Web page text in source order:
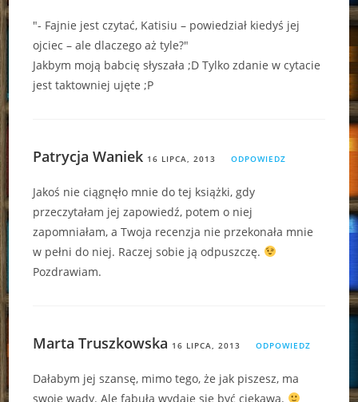
"- Fajnie jest czytać, Katisiu – powiedział kiedyś jej
ojciec – ale dlaczego aż tyle?"
Jakbym moją babcię słyszała ;D Tylko zdanie w cytacie
jest taktowniej ujęte ;P
Patrycja Waniek 16 LIPCA, 2013 ODPOWIEDZ
Jakoś nie ciągnęło mnie do tej książki, gdy
przeczytałam jej zapowiedź, potem o niej
zapomniałam, a Twoja recenzja nie przekonała mnie
w pełni do niej. Raczej sobie ją odpuszczę.
Pozdrawiam.
Marta Truszkowska 16 LIPCA, 2013 ODPOWIEDZ
Dałabym jej szansę, mimo tego, że jak piszesz, ma
swoje wady. Ale fabuła wydaje się być ciekawa.